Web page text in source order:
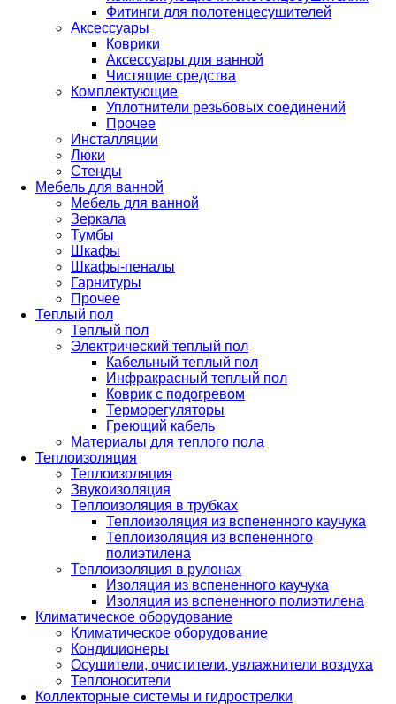
Фитинги для полотенцесушителей
Аксессуары
Коврики
Аксессуары для ванной
Чистящие средства
Комплектующие
Уплотнители резьбовых соединений
Прочее
Инсталляции
Люки
Стенды
Мебель для ванной
Мебель для ванной
Зеркала
Тумбы
Шкафы
Шкафы-пеналы
Гарнитуры
Прочее
Теплый пол
Теплый пол
Электрический теплый пол
Кабельный теплый пол
Инфракрасный теплый пол
Коврик с подогревом
Терморегуляторы
Греющий кабель
Материалы для теплого пола
Теплоизоляция
Теплоизоляция
Звукоизоляция
Теплоизоляция в трубках
Теплоизоляция из вспененного каучука
Теплоизоляция из вспененного
полиэтилена
Теплоизоляция в рулонах
Изоляция из вспененного каучука
Изоляция из вспененного полиэтилена
Климатическое оборудование
Климатическое оборудование
Кондиционеры
Осушители, очистители, увлажнители воздуха
Теплоносители
Коллекторные системы и гидрострелки